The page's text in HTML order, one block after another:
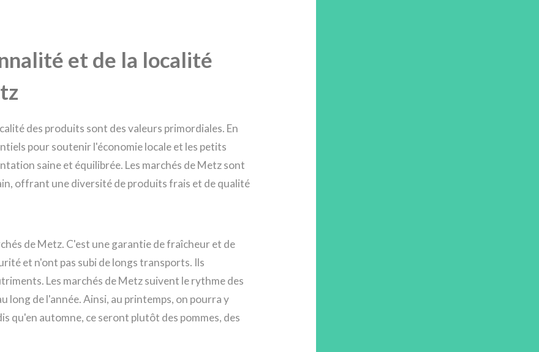
et de la localité
des produits sont des valeurs primordiales. En
pour soutenir l'économie locale et les petits
saine et équilibrée. Les marchés de Metz sont
offrant une diversité de produits frais et de qualité
de Metz. C'est une garantie de fraîcheur et de
et n'ont pas subi de longs transports. Ils
Les marchés de Metz suivent le rythme des
long de l'année. Ainsi, au printemps, on pourra y
qu'en automne, ce seront plutôt des pommes, des